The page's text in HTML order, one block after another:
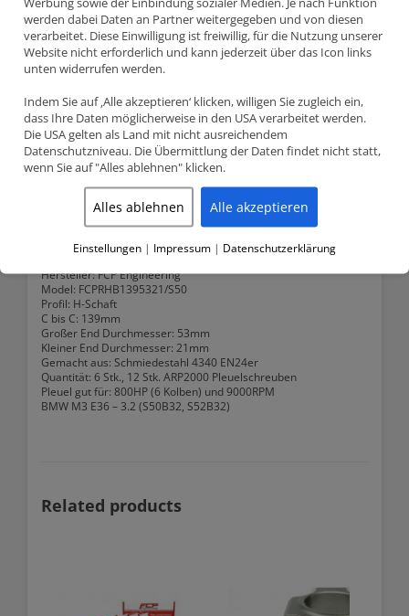
S52B32 139mm
Available on backorder
BMW
3.2
E36
S50B32
S52B32
139mm
quantity
Anfragen
SKU:FCPRH1395321/S50
Categories: BMW,FCP H Schaft Pleuel,S50B32,Stahlpleuel
Description
Description
Hersteller: FCP Engineering
Model: FCPRHB1395321/S50
Profil: H-Schaft
C bis C: 139mm
Großer End Durchmesser: 53mm
Kleiner End Durchmesser: 21mm
Gemacht aus: Schmiedestahl 4340 EN24er
Quantität: 6 Stk., 12 Stk. ARP2000 Pleuelschreuben
Pleuel gut für: 800HP (6 Kolben) und 9000RPM
BMW M3 E36 – 3.2 (S50B32, S52B32)
Related products
werden dabei Daten an Partner weitergegeben und von diesen
verarbeitet. Diese Einwilligung ist freiwillig, für die Nutzung unserer
Website nicht erforderlich und kann jederzeit über das Icon links
unten widerrufen werden.
Indem Sie auf ‚Alle akzeptieren‘ klicken, willigen Sie zugleich ein,
dass Ihre Daten möglicherweise in den USA verarbeitet werden.
Die USA gelten als Land mit nicht ausreichendem
Datenschutzniveau. Die Übermittlung der Daten findet nicht statt,
wenn Sie auf "Alles ablehnen" klicken.
Alles ablehnen Alle akzeptieren
Einstellungen | Impressum | Datenschutzerklärung